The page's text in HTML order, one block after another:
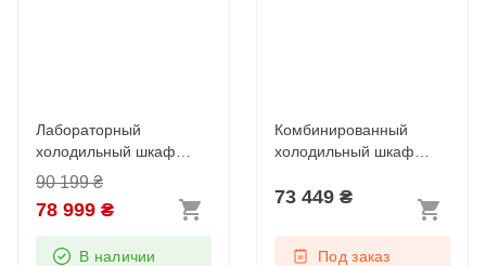
Лабораторный
холодильный шкаф
Liebherr SRFvg 4001
90 199₴
78 999 ₴
В наличии
Комбинированный
холодильный шкаф
73 449 ₴
Под заказ